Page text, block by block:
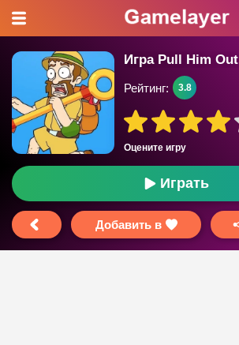
Игра Pull Him Out
Оцените игру
Рейтинг: 3.8
Играть
Добавить в